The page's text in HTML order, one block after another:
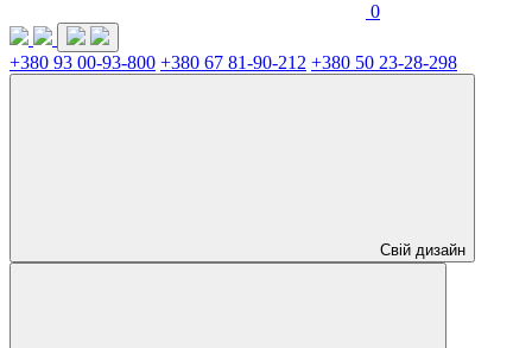
0
+380 93 00-93-800 +380 67 81-90-212 +380 50 23-28-298
Свій дизайн